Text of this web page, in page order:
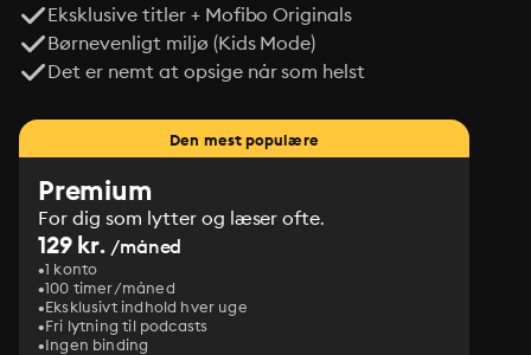
Eksklusive titler + Mofibo Originals
Børnevenligt miljø (Kids Mode)
Det er nemt at opsige når som helst
Den mest populære
Premium
For dig som lytter og læser ofte.
129 kr. /måned
1 konto
100 timer/måned
Eksklusivt indhold hver uge
Fri lytning til podcasts
Ingen binding